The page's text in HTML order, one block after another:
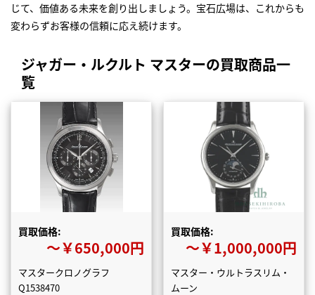
じて、価値ある未来を創り出しましょう。宝石広場は、これからも
変わらずお客様の信頼に応え続けます。
ジャガー・ルクルト マスターの買取商品一
覧
買取価格:
〜￥650,000円
マスタークロノグラフ
Q1538470
買取価格:
〜￥1,000,000円
マスター・ウルトラスリム・
ムーン